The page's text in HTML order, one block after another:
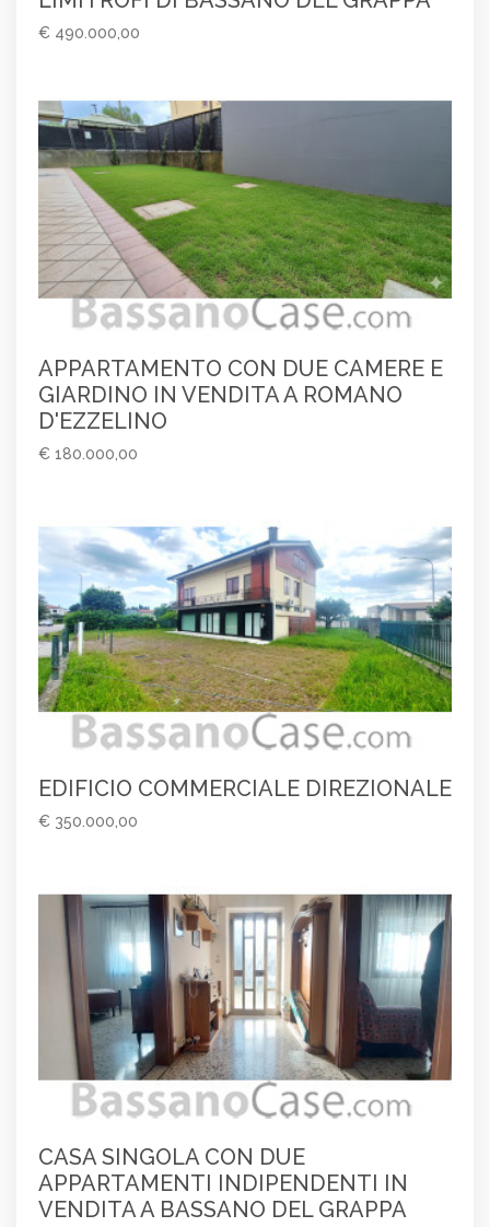
€ 490.000,00
APPARTAMENTO CON DUE CAMERE E
GIARDINO IN VENDITA A ROMANO
D'EZZELINO
€ 180.000,00
EDIFICIO COMMERCIALE DIREZIONALE
€ 350.000,00
CASA SINGOLA CON DUE
APPARTAMENTI INDIPENDENTI IN
VENDITA A BASSANO DEL GRAPPA